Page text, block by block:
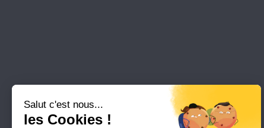
Salut c'est nous...
les Cookies !